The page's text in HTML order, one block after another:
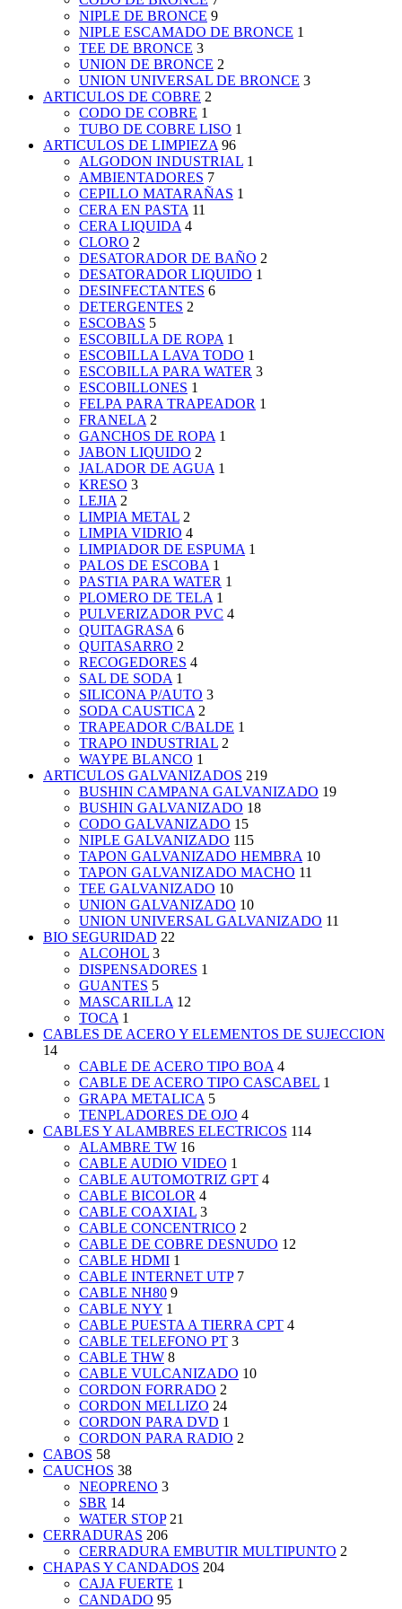
NIPLE DE BRONCE 9
NIPLE ESCAMADO DE BRONCE 1
TEE DE BRONCE 3
UNION DE BRONCE 2
UNION UNIVERSAL DE BRONCE 3
ARTICULOS DE COBRE 2
CODO DE COBRE 1
TUBO DE COBRE LISO 1
ARTICULOS DE LIMPIEZA 96
ALGODON INDUSTRIAL 1
AMBIENTADORES 7
CEPILLO MATARAÑAS 1
CERA EN PASTA 11
CERA LIQUIDA 4
CLORO 2
DESATORADOR DE BAÑO 2
DESATORADOR LIQUIDO 1
DESINFECTANTES 6
DETERGENTES 2
ESCOBAS 5
ESCOBILLA DE ROPA 1
ESCOBILLA LAVA TODO 1
ESCOBILLA PARA WATER 3
ESCOBILLONES 1
FELPA PARA TRAPEADOR 1
FRANELA 2
GANCHOS DE ROPA 1
JABON LIQUIDO 2
JALADOR DE AGUA 1
KRESO 3
LEJIA 2
LIMPIA METAL 2
LIMPIA VIDRIO 4
LIMPIADOR DE ESPUMA 1
PALOS DE ESCOBA 1
PASTIA PARA WATER 1
PLOMERO DE TELA 1
PULVERIZADOR PVC 4
QUITAGRASA 6
QUITASARRO 2
RECOGEDORES 4
SAL DE SODA 1
SILICONA P/AUTO 3
SODA CAUSTICA 2
TRAPEADOR C/BALDE 1
TRAPO INDUSTRIAL 2
WAYPE BLANCO 1
ARTICULOS GALVANIZADOS 219
BUSHIN CAMPANA GALVANIZADO 19
BUSHIN GALVANIZADO 18
CODO GALVANIZADO 15
NIPLE GALVANIZADO 115
TAPON GALVANIZADO HEMBRA 10
TAPON GALVANIZADO MACHO 11
TEE GALVANIZADO 10
UNION GALVANIZADO 10
UNION UNIVERSAL GALVANIZADO 11
BIO SEGURIDAD 22
ALCOHOL 3
DISPENSADORES 1
GUANTES 5
MASCARILLA 12
TOCA 1
CABLES DE ACERO Y ELEMENTOS DE SUJECCION
14
CABLE DE ACERO TIPO BOA 4
CABLE DE ACERO TIPO CASCABEL 1
GRAPA METALICA 5
TENPLADORES DE OJO 4
CABLES Y ALAMBRES ELECTRICOS 114
ALAMBRE TW 16
CABLE AUDIO VIDEO 1
CABLE AUTOMOTRIZ GPT 4
CABLE BICOLOR 4
CABLE COAXIAL 3
CABLE CONCENTRICO 2
CABLE DE COBRE DESNUDO 12
CABLE HDMI 1
CABLE INTERNET UTP 7
CABLE NH80 9
CABLE NYY 1
CABLE PUESTA A TIERRA CPT 4
CABLE TELEFONO PT 3
CABLE THW 8
CABLE VULCANIZADO 10
CORDON FORRADO 2
CORDON MELLIZO 24
CORDON PARA DVD 1
CORDON PARA RADIO 2
CABOS 58
CAUCHOS 38
NEOPRENO 3
SBR 14
WATER STOP 21
CERRADURAS 206
CERRADURA EMBUTIR MULTIPUNTO 2
CHAPAS Y CANDADOS 204
CAJA FUERTE 1
CANDADO 95